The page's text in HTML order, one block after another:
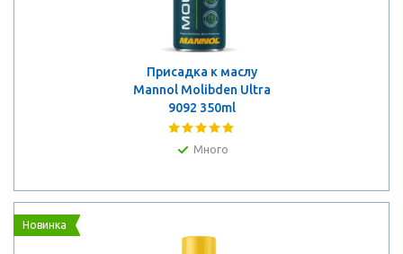
Присадка к маслу
Mannol Molibden Ultra
9092 350ml
Много
Новинка